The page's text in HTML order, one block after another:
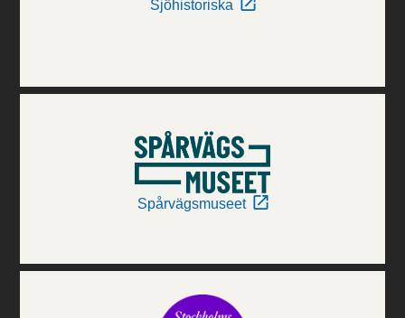
Sjöhistoriska
Spårvägsmuseet